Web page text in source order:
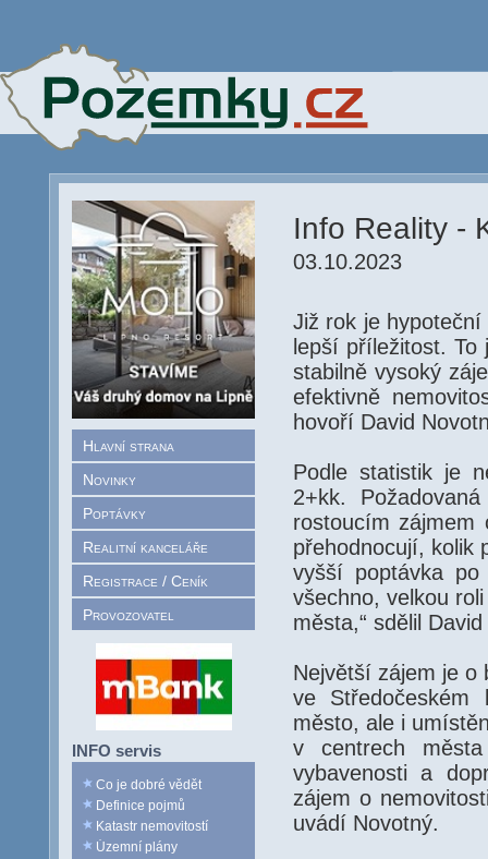
Hlavní strana
Novinky
Poptávky
Realitní kanceláře
Registrace / Ceník
Provozovatel
INFO servis
Co je dobré vědět
Definice pojmů
Katastr nemovitostí
Územní plány
Info Reality -
03.10.2023
Již rok je
lepší příležitost.
stabilně vysoký
efektivně
hovoří David
Podle statistik je
2+kk.
rostoucím
přehodnocují, kolik
vyšší poptávka
všechno, velkou
města,“ sdělil
Největší zájem je o
ve
město, ale i
v centrech
vybavenosti a
zájem o
uvádí Novotný.